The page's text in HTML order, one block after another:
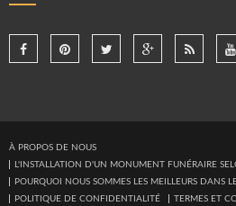
À PROPOS DE NOUS
L'INSTALLATION D'UN MONUMENT FUNÉRAIRE
POURQUOI NOUS SOMMES LES MEILLEURS DANS
POLITIQUE DE CONFIDENTIALITÉ
TERMES ET